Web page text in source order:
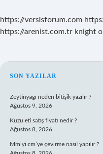
https://versisforum.com
https://arenist.com.tr knight
SIDEBAR
SON YAZILAR
Zeytinyağı neden bitişik yazılır ?
Ağustos 9, 2026
Kuzu eti satış fiyatı nedir ?
Ağustos 8, 2026
Mm’yi cm’ye çevirme nasıl yapılır ?